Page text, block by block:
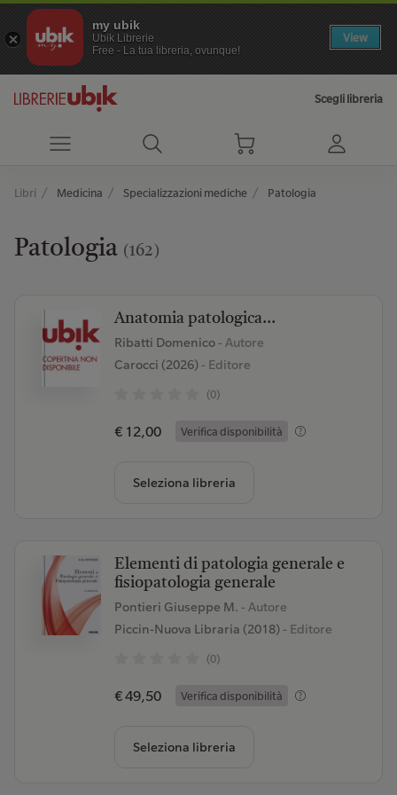
my ubik
Ubik Librerie
Free - La tua libreria, ovunque!
View
Scegli libreria
Libri Medicina Specializzazioni mediche Patologia
Patologia (162)
Anatomia patologica...
Ribatti Domenico - Autore
Carocci (2026)- Editore
(0)
€ 12,00 Verifica disponibilità
Seleziona libreria
Elementi di patologia generale e
fisiopatologia generale
Pontieri Giuseppe M. - Autore
Piccin-Nuova Libraria (2018)- Editore
(0)
€ 49,50 Verifica disponibilità
Seleziona libreria